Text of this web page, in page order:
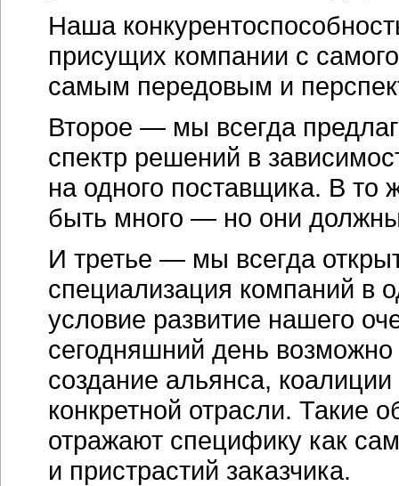
Наша
присущих компании с
самым передовым и
Второе — мы всегда
спектр решений в
на одного поставщика. В то
быть много — но они
И третье — мы всегда
специализация компаний в
условие развитие нашего
сегодняшний день возможно
создание альянса,
конкретной отрасли. Такие
отражают специфику как
и пристрастий заказчика.